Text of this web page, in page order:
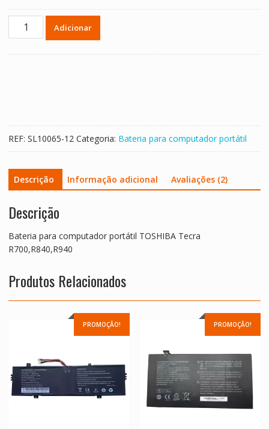
Quantidade
R700,R840,R940
Adicionar
REF: SL10065-12 Categoria: Bateria para computador portátil
Descrição Informação adicional Avaliações (2)
Descrição
Bateria para computador portátil TOSHIBA Tecra
R700,R840,R940
Produtos Relacionados
PROMOÇÃO! PROMOÇÃO!